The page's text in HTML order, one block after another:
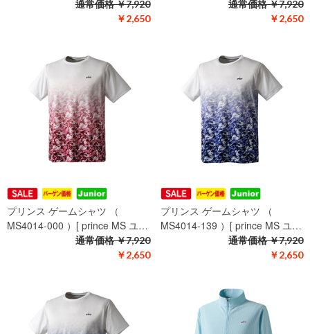
￥2,650
通常価格￥7,920
￥2,650
通常価格￥7,920
プリンス ゲームシャツ （
MS4014-000 ）[ prince MS ユ…
￥2,650
通常価格￥7,920
プリンス ゲームシャツ （
MS4014-139 ）[ prince MS ユ…
￥2,650
通常価格￥7,920